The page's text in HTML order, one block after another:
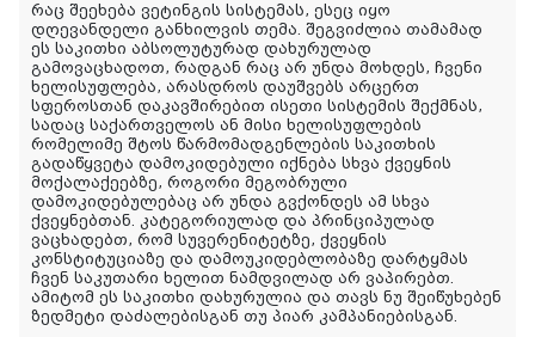
რაც შეეხება ვეტინგის სისტემას, ესეც იყო
დღევანდელი განხილვის თემა. შეგვიძლია თამამად
ეს საკითხი აბსოლუტურად დახურულად
გამოვაცხადოთ, რადგან რაც არ უნდა მოხდეს, ჩვენი
ხელისუფლება, არასდროს დაუშვებს არცერთ
სფეროსთან დაკავშირებით ისეთი სისტემის შექმნას,
სადაც საქართველოს ან მისი ხელისუფლების
რომელიმე შტოს წარმომადგენლების საკითხის
გადაწყვეტა დამოკიდებული იქნება სხვა ქვეყნის
მოქალაქეებზე, როგორი მეგობრული
დამოკიდებულებაც არ უნდა გვქონდეს ამ სხვა
ქვეყნებთან. კატეგორიულად და პრინციპულად
ვაცხადებთ, რომ სუვერენიტეტზე, ქვეყნის
კონსტიტუციაზე და დამოუკიდებლობაზე დარტყმას
ჩვენ საკუთარი ხელით ნამდვილად არ ვაპირებთ.
ამიტომ ეს საკითხი დახურულია და თავს ნუ შეიწუხებენ
ზედმეტი დაძალებისგან თუ პიარ კამპანიებისგან.